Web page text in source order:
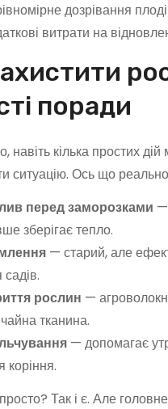
дозрівання
витрати на
поради
навіть кілька простих
ситуацію. Ось що
перед заморозками —
зберігає тепло.
— старий, але
рослин —
тканина.
— допомагає
коріння.
Так і є. Але